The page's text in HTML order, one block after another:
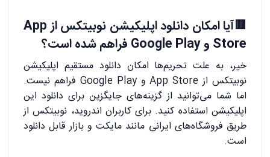
🟥آیا امکان دانلود اپلیکیشن نوبیتکس از App
Store و Google Play فراهم شده است؟
خیر، به علت تحریم‌ها امکان دانلود مستقیم اپلیکیشن
نوبیتکس از App Store و Google Play فراهم نیست.
اما شما می‌توانید از گزینه‌های جایگزین برای دانلود این
اپلیکیشن استفاده کنید. برای کاربران اندروید، نوبیتکس از
طریق فروشگاه‌های ایرانی مانند مایکت و بازار قابل دانلود
است.